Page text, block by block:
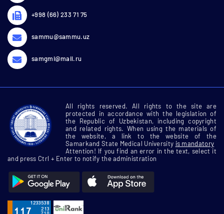
+998 (66) 233 71 75
sammu@sammu.uz
samgmi@mail.ru
All rights reserved. All rights to the site are
protected in accordance with the legislation of
the Republic of Uzbekistan, including copyright
and related rights. When using the materials of
the website, a link to the website of the
Samarkand State Medical University is mandatory
Attention! If you find an error in the text, select it
and press Ctrl + Enter to notify the administration